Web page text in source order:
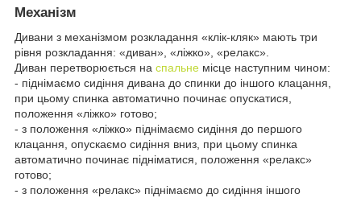
Механізм
Дивани з механізмом розкладання «клік-кляк» мають три
рівня розкладання: «диван», «ліжко», «релакс».
Диван перетворюється на спальне місце наступним чином:
- піднімаємо сидіння дивана до спинки до іншого клацання,
при цьому спинка автоматично починає опускатися,
положення «ліжко» готово;
- з положення «ліжко» піднімаємо сидіння до першого
клацання, опускаємо сидіння вниз, при цьому спинка
автоматично починає підніматися, положення «релакс»
готово;
- з положення «релакс» піднімаємо до сидіння іншого